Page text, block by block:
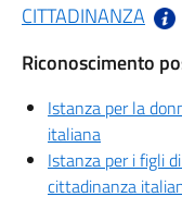
CITTADINANZA
Riconoscimento
Istanza per la
italiana
Istanza per i figli
cittadinanza